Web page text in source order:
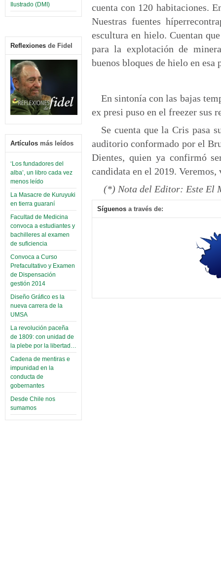
Ilustrado (DMI)
Reflexiones de Fidel
Artículos más leídos
‘Los fundadores del
alba’, un libro cada vez
menos leído
La Masacre de Kuruyuki
en tierra guaraní
Facultad de Medicina
convoca a estudiantes y
bachilleres al examen
de suficiencia
Convoca a Curso
Prefacultativo y Examen
de Dispensación
gestión 2014
Diseño Gráfico es la
nueva carrera de la
UMSA
La revolución paceña
de 1809: con unidad de
la plebe por la libertad…
Cadena de mentiras e
impunidad en la
conducta de
gobernantes
Desde Chile nos
sumamos
cuenta con 120 habitaciones.
Nuestras fuentes
escultura en hielo. Cuentan
para la explotación de
buenos bloques de hielo en esa
En sintonía con las bajas
ex presi puso en el freezer sus
Se cuenta que la Cris pasa
auditorio conformado por el
Dientes, quien ya confirmó
candidata en el 2019.
(*) Nota del Editor: Este El
Síguenos a través de: